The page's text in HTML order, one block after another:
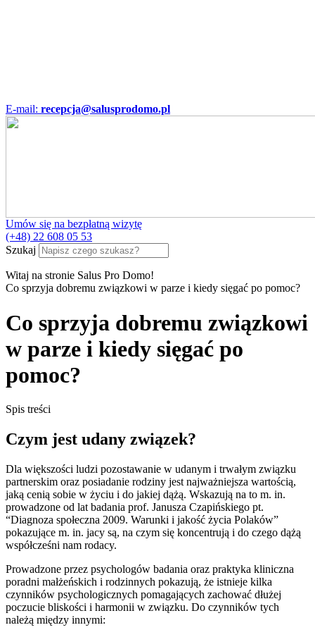
E-mail: recepcja@salusprodomo.pl
Umów się na bezpłatną wizytę
(+48) 22 608 05 53
Szukaj
Witaj na stronie Salus Pro Domo!
Co sprzyja dobremu związkowi w parze i kiedy sięgać po pomoc?
Co sprzyja dobremu związkowi
w parze i kiedy sięgać po
pomoc?
Spis treści
Czym jest udany związek?
Dla większości ludzi pozostawanie w udanym i trwałym związku
partnerskim oraz posiadanie rodziny jest najważniejsza wartością,
jaką cenią sobie w życiu i do jakiej dążą. Wskazują na to m. in.
prowadzone od lat badania prof. Janusza Czapińskiego pt.
“Diagnoza społeczna 2009. Warunki i jakość życia Polaków”
pokazujące m. in. jacy są, na czym się koncentrują i do czego dążą
współcześni nam rodacy.
Prowadzone przez psychologów badania oraz praktyka kliniczna
poradni małżeńskich i rodzinnych pokazują, że istnieje kilka
czynników psychologicznych pomagających zachować dłużej
poczucie bliskości i harmonii w związku. Do czynników tych
należą między innymi: